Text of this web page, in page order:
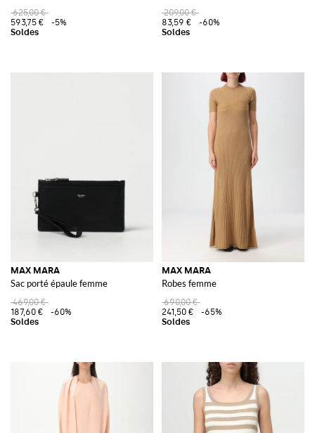
625,00 €
593,75 €
-5%
209,00 €
83,59 €
-60%
MAX MARA
Sac porté épaule femme
469,00 €
187,60 €
-60%
MAX MARA
Robes femme
690,00 €
241,50 €
-65%